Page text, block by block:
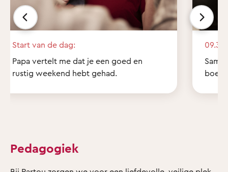
Start van de dag:
Papa vertelt me dat je een goed en
rustig weekend hebt gehad.
09.30
Pedagogiek